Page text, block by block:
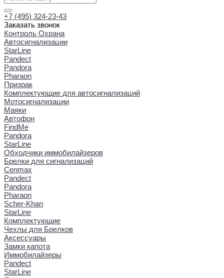
+7 (495) 324-23-43
Заказать звонок
Контроль Охрана
Автосигнализации
StarLine
Pandect
Pandora
Pharaon
Призрак
Комплектующие для автосигнализаций
Мотосигнализации
Маяки
Автофон
FindMe
Pandora
StarLine
Обходчики иммобилайзеров
Брелки для сигнализаций
Cenmax
Pandect
Pandora
Pharaon
Scher-Khan
StarLine
Комплектующие
Чехлы для Брелков
Аксессуары
Замки капота
Иммобилайзеры
Pandect
StarLine